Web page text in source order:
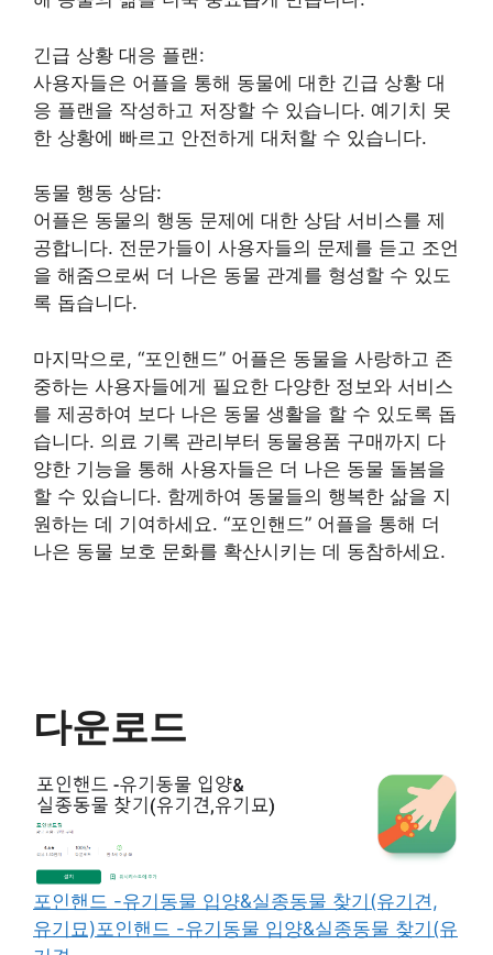
긴급 상황 대응 플랜:
사용자들은 어플을 통해 동물에 대한 긴급 상황 대
응 플랜을 작성하고 저장할 수 있습니다. 예기치 못
한 상황에 빠르고 안전하게 대처할 수 있습니다.
동물 행동 상담:
어플은 동물의 행동 문제에 대한 상담 서비스를 제
공합니다. 전문가들이 사용자들의 문제를 듣고 조언
을 해줌으로써 더 나은 동물 관계를 형성할 수 있도
록 돕습니다.
마지막으로, “포인핸드” 어플은 동물을 사랑하고 존
중하는 사용자들에게 필요한 다양한 정보와 서비스
를 제공하여 보다 나은 동물 생활을 할 수 있도록 돕
습니다. 의료 기록 관리부터 동물용품 구매까지 다
양한 기능을 통해 사용자들은 더 나은 동물 돌봄을
할 수 있습니다. 함께하여 동물들의 행복한 삶을 지
원하는 데 기여하세요. “포인핸드” 어플을 통해 더
나은 동물 보호 문화를 확산시키는 데 동참하세요.
다운로드
포인핸드 -유기동물 입양&실종동물 찾기(유기견,
유기묘)포인핸드 -유기동물 입양&실종동물 찾기(유